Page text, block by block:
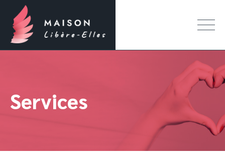
Services